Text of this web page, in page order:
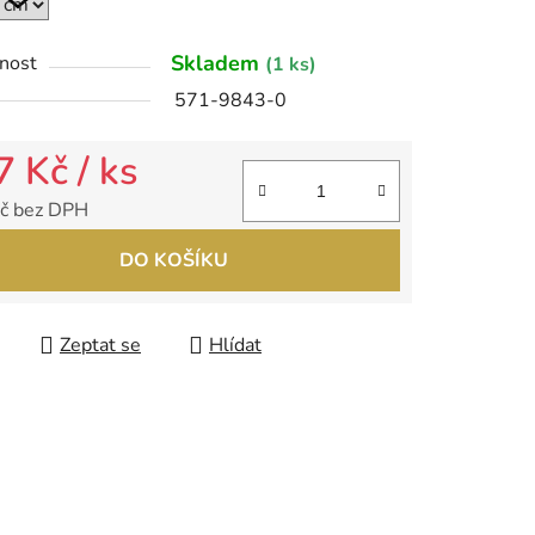
Skladem (1 ks)
571-9843-0
Kč/ ks
bez DPH
DO KOŠÍKU
Zeptat se Hlídat